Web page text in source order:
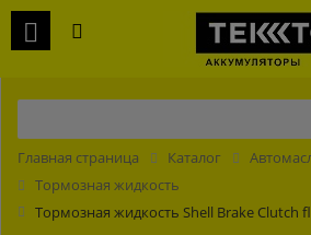
Главная страница Каталог
Тормозная жидкость
Тормозная жидкость Shell Brake Clutch